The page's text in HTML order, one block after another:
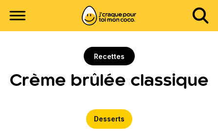
Recettes
Crème brûlée classique
Desserts